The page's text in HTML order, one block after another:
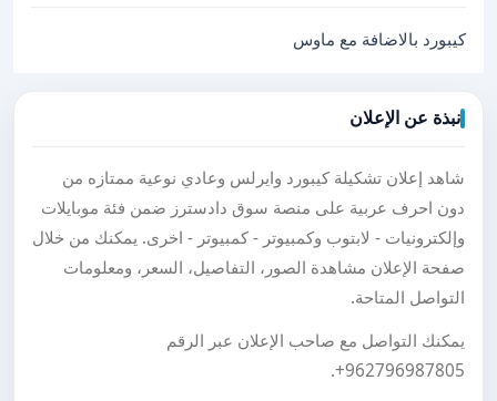
كيبورد بالاضافة مع ماوس
نبذة عن الإعلان
شاهد إعلان تشكيلة كيبورد وايرلس وعادي نوعية ممتازه من
دون احرف عربية على منصة سوق دادسترز ضمن فئة موبايلات
وإلكترونيات - لابتوب وكمبيوتر - كمبيوتر - اخرى. يمكنك من خلال
صفحة الإعلان مشاهدة الصور، التفاصيل، السعر، ومعلومات
التواصل المتاحة.
يمكنك التواصل مع صاحب الإعلان عبر الرقم
+962796987805
.